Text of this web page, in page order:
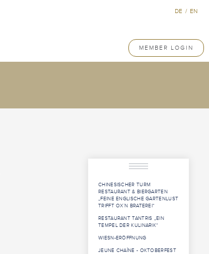
MEMBER LOGIN
DE / EN
CHINESISCHER TURM
RESTAURANT & BIERGARTEN
„FEINE ENGLISCHE GARTENLUST
TRIFFT OX`N BRATEREI“
RESTAURANT TANTRIS „EIN
TEMPEL DER KULINARIK“
WIESN-ERÖFFNUNG
JEUNE CHAÎNE - OKTOBERFEST